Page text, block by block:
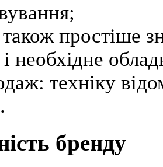
простіше
необхідне
техніку
бренду